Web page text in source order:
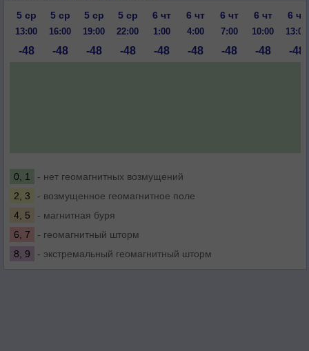
5 ср
5 ср 5 ср 5 ср 6 чт 6 чт 6 чт 6 чт 6 чт
13:00 16:00 19:00 22:00 1:00 4:00 7:00 10:00 13:00
-48 -48 -48 -48 -48 -48 -48 -48 -48
0, 1
- нет геомагнитных возмущений
2, 3
- возмущенное геомагнитное поле
4, 5
- магнитная буря
6, 7
- геомагнитный шторм
8, 9
- экстремальный геомагнитный шторм